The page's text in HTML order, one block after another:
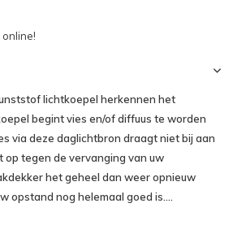
lichtkoepel herkennen het
begint vies en/of diffuus te worden
via deze daglichtbron draagt niet bij aan
op tegen de vervanging van uw
het geheel dan weer opnieuw
opstand nog helemaal goed is….